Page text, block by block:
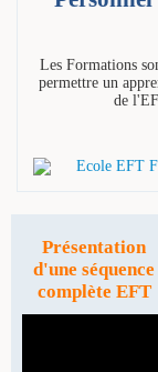
Les Formations
permettre un
de
Présentation
d'une séquence
complète EFT